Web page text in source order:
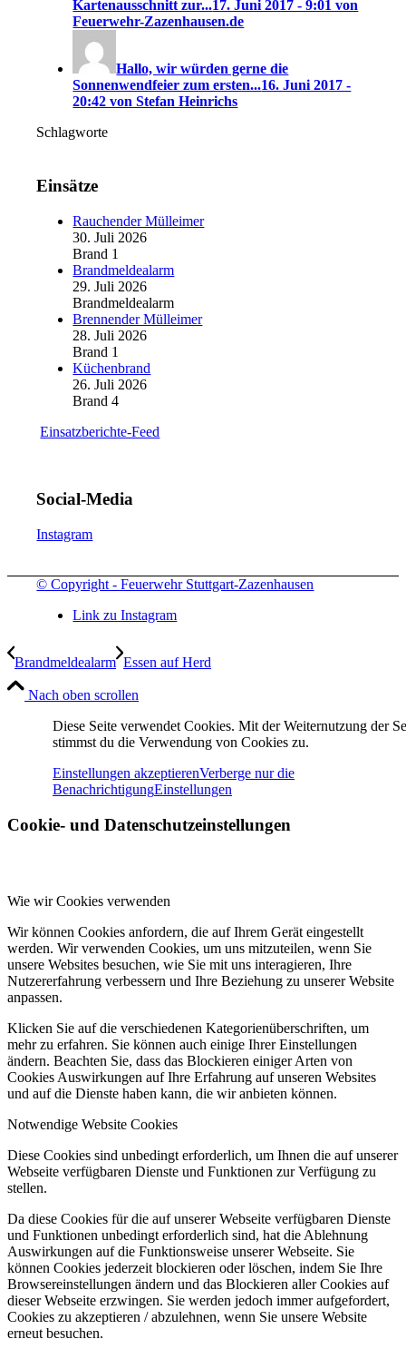
Kartenausschnitt zur...17. Juni 2017 - 9:01 von
Feuerwehr-Zazenhausen.de
Hallo, wir würden gerne die
Sonnenwendfeier zum ersten...16. Juni 2017 -
20:42 von Stefan Heinrichs
Schlagworte
Einsätze
Rauchender Mülleimer
30. Juli 2026
Brand 1
Brandmeldealarm
29. Juli 2026
Brandmeldealarm
Brennender Mülleimer
28. Juli 2026
Brand 1
Küchenbrand
26. Juli 2026
Brand 4
Einsatzberichte-Feed
Social-Media
Instagram
© Copyright - Feuerwehr Stuttgart-Zazenhausen
Link zu Instagram
Brandmeldealarm Essen auf Herd
Nach oben scrollen
Diese Seite verwendet Cookies. Mit der Weiternutzung der
stimmst du die Verwendung von Cookies zu.
Einstellungen akzeptierenVerberge nur die
BenachrichtigungEinstellungen
Cookie- und Datenschutzeinstellungen
Wie wir Cookies verwenden
Wir können Cookies anfordern, die auf Ihrem Gerät eingestellt
werden. Wir verwenden Cookies, um uns mitzuteilen, wenn Sie
unsere Websites besuchen, wie Sie mit uns interagieren, Ihre
Nutzererfahrung verbessern und Ihre Beziehung zu unserer Website
anpassen.
Klicken Sie auf die verschiedenen Kategorienüberschriften, um
mehr zu erfahren. Sie können auch einige Ihrer Einstellungen
ändern. Beachten Sie, dass das Blockieren einiger Arten von
Cookies Auswirkungen auf Ihre Erfahrung auf unseren Websites
und auf die Dienste haben kann, die wir anbieten können.
Notwendige Website Cookies
Diese Cookies sind unbedingt erforderlich, um Ihnen die auf unserer
Webseite verfügbaren Dienste und Funktionen zur Verfügung zu
stellen.
Da diese Cookies für die auf unserer Webseite verfügbaren Dienste
und Funktionen unbedingt erforderlich sind, hat die Ablehnung
Auswirkungen auf die Funktionsweise unserer Webseite. Sie
können Cookies jederzeit blockieren oder löschen, indem Sie Ihre
Browsereinstellungen ändern und das Blockieren aller Cookies auf
dieser Webseite erzwingen. Sie werden jedoch immer aufgefordert,
Cookies zu akzeptieren / abzulehnen, wenn Sie unsere Website
erneut besuchen.